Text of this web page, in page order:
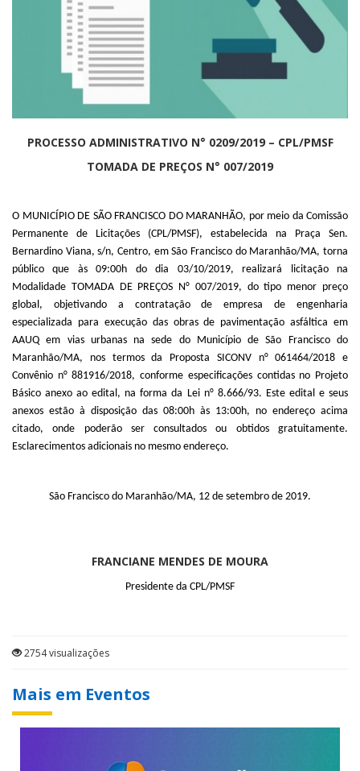
PROCESSO ADMINISTRATIVO N° 0209/2019 – CPL/PMSF
TOMADA DE PREÇOS N° 007/2019
O MUNICÍPIO DE SÃO FRANCISCO DO MARANHÃO, por meio da Comissão
Permanente de Licitações (CPL/PMSF), estabelecida na Praça Sen.
Bernardino Viana, s/n, Centro, em São Francisco do Maranhão/MA, torna
público que às 09:00h do dia 03/10/2019, realizará licitação na
Modalidade TOMADA DE PREÇOS N° 007/2019, do tipo menor preço
global, objetivando a contratação de empresa de engenharia
especializada para execução das obras de pavimentação asfáltica em
AAUQ em vias urbanas na sede do Município de São Francisco do
Maranhão/MA, nos termos da Proposta SICONV n° 061464/2018 e
Convênio n° 881916/2018, conforme especificações contidas no Projeto
Básico anexo ao edital, na forma da Lei n° 8.666/93. Este edital e seus
anexos estão à disposição das 08:00h às 13:00h, no endereço acima
citado, onde poderão ser consultados ou obtidos gratuitamente.
Esclarecimentos adicionais no mesmo endereço.
São Francisco do Maranhão/MA, 12 de setembro de 2019.
FRANCIANE MENDES DE MOURA
Presidente da CPL/PMSF
2754 visualizações
Mais em Eventos